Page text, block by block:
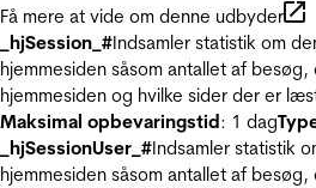
Få mere at vide om denne udbyder
_hjSession_#Indsamler statistik om
hjemmesiden såsom antallet af
hjemmesiden og hvilke sider der er
Maksimal opbevaringstid: 1 dag
_hjSessionUser_#Indsamler statistik
hjemmesiden såsom antallet af